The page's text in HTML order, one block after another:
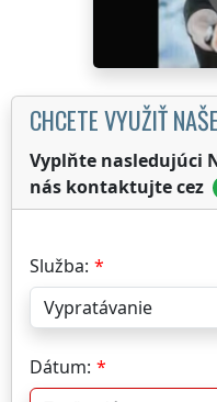
CHCETE VYUŽIŤ
Vyplňte nasledujúci
nás kontaktujte cez
Služba:
Dátum: